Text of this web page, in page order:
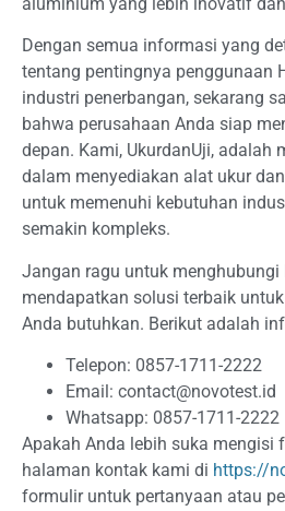
Dengan semua informasi yang
tentang pentingnya penggunaan
industri penerbangan, sekarang
bahwa perusahaan Anda siap
depan. Kami, UkurdanUji, adalah
dalam menyediakan alat ukur
untuk memenuhi kebutuhan
semakin kompleks.
Jangan ragu untuk
mendapatkan solusi terbaik
Anda butuhkan. Berikut adalah
Telepon: 0857-1711-2222
Email: contact@novotest.id
Whatsapp: 0857-1711-2222
Apakah Anda lebih suka mengisi
halaman kontak kami di https://
formulir untuk pertanyaan atau